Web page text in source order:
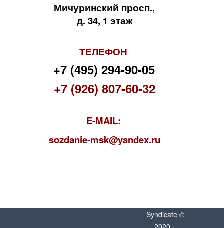
Мичуринский просп.,
д. 34, 1 этаж
ТЕЛЕФОН
+7 (495) 294-90-05
+7 (926) 807-60-32
E-MAIL:
sozdanie-msk@yandex.ru
Syndicate ©